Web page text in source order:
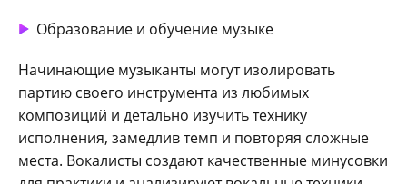
Образование и обучение музыке
Начинающие музыканты могут изолировать
партию своего инструмента из любимых
композиций и детально изучить технику
исполнения, замедлив темп и повторяя сложные
места. Вокалисты создают качественные минусовки